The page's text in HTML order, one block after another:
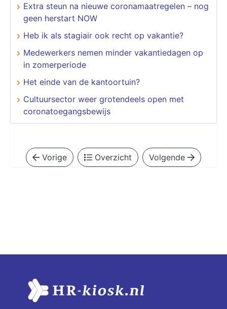
Extra steun na nieuwe coronamaatregelen – nog
geen herstart NOW
Heb ik als stagiair ook recht op vakantie?
Medewerkers nemen minder vakantiedagen op
in zomerperiode
Het einde van de kantoortuin?
Cultuursector weer grotendeels open met
coronatoegangsbewijs
Vorige Overzicht Volgende